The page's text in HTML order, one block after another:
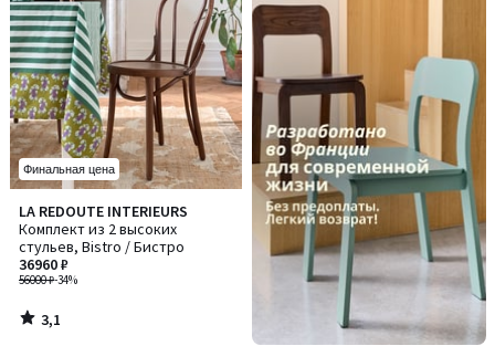
Финальная цена
LA REDOUTE INTERIEURS
Комплект из 2 высоких
стульев, Bistro / Бистро
56000 ₽-34%
36960 ₽
3,1
/ 5
3,1
/